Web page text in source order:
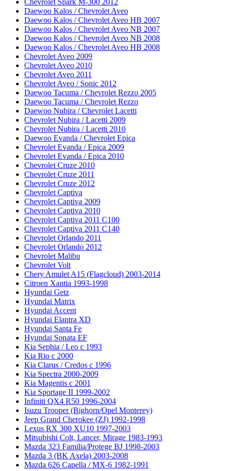
Chevrolet Spark M-300 2012
Daewoo Kalos / Chevrolet Aveo
Daewoo Kalos / Chevrolet Aveo HB 2007
Daewoo Kalos / Chevrolet Aveo NB 2007
Daewoo Kalos / Chevrolet Aveo NB 2008
Daewoo Kalos / Chevrolet Aveo HB 2008
Chevrolet Aveo 2009
Chevrolet Aveo 2010
Chevrolet Aveo 2011
Chevrolet Aveo / Sonic 2012
Daewoo Tacuma / Chevrolet Rezzo 2005
Daewoo Tacuma / Chevrolet Rezzo
Daewoo Nubira / Chevrolet Lacetti
Chevrolet Nubira / Lacetti 2009
Chevrolet Nubira / Lacetti 2010
Daewoo Evanda / Chevrolet Epica
Chevrolet Evanda / Epica 2009
Chevrolet Evanda / Epica 2010
Chevrolet Cruze 2010
Chevrolet Cruze 2011
Chevrolet Cruze 2012
Chevrolet Captiva
Chevrolet Captiva 2009
Chevrolet Captiva 2010
Chevrolet Captiva 2011 C100
Chevrolet Captiva 2011 C140
Chevrolet Orlando 2011
Chevrolet Orlando 2012
Chevrolet Malibu
Chevrolet Volt
Chery Amulet A15 (Flagcloud) 2003-2014
Citroen Xantia 1993-1998
Hyundai Getz
Hyundai Matrix
Hyundai Accent
Hyundai Elantra XD
Hyundai Santa Fe
Hyundai Sonata EF
Kia Sephia / Leo с 1993
Kia Rio с 2000
Kia Clarus / Credos с 1996
Kia Spectra 2000-2009
Kia Magentis с 2001
Kia Sportage II 1999-2002
Infiniti QX4 R50 1996-2004
Isuzu Trooper (Bighorn/Opel Monterey)
Jeep Grand Cherokee (ZJ) 1992-1998
Lexus RX 300 XU10 1997-2003
Mitsubishi Colt, Lancer, Mirage 1983-1993
Mazda 323 Familia/Protege BJ 1998-2003
Mazda 3 (BK Axela) 2003-2008
Mazda 626 Capella / MX-6 1982-1991